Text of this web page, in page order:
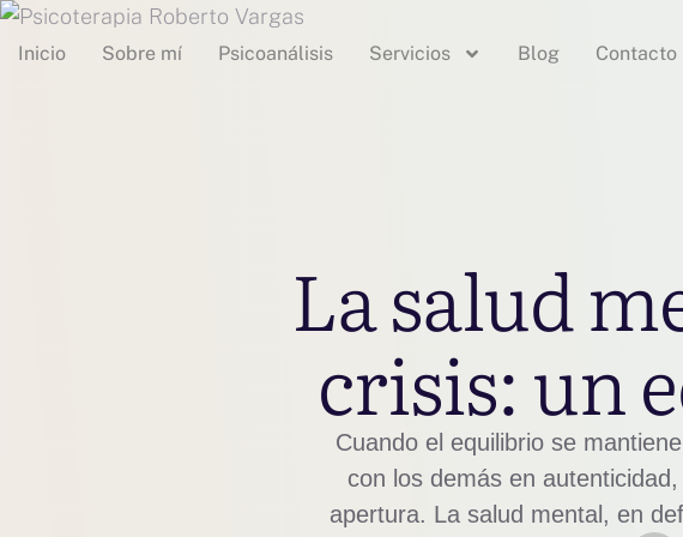
Inicio Sobre mí Psicoanálisis Servicios Blog Contacto
La salud
crisis: un
Cuando el equilibrio se
con los demás en
apertura. La salud mental, en